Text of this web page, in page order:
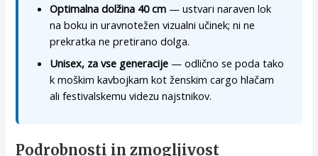
Optimalna dolžina 40 cm — ustvari naraven lok
na boku in uravnotežen vizualni učinek; ni ne
prekratka ne pretirano dolga.
Unisex, za vse generacije — odlično se poda tako
k moškim kavbojkam kot ženskim cargo hlačam
ali festivalskemu videzu najstnikov.
Podrobnosti in zmogljivost